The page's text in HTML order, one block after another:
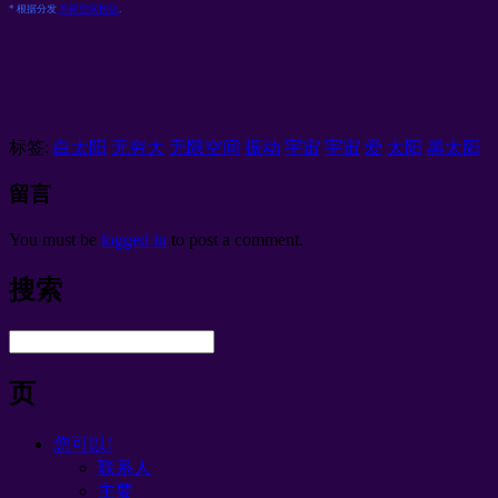
* 根据分发 共同空间协议
标签: 白太阳 无穷大 无限空间 振动 宇宙 宇宙 爱 太阳 黑太阳
留言
You must be logged in to post a comment.
搜索
页
您可以!
联系人
主要